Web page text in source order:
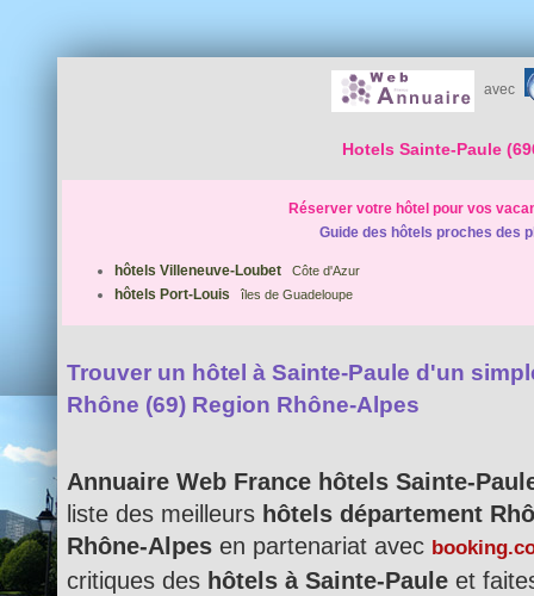
avec
Hotels Sainte-Paule
Réserver votre hôtel pour vos
Guide des hôtels proches des
hôtels Villeneuve-Loubet Côte d'Azur
hôtels Port-Louis îles de Guadeloupe
Trouver un hôtel à Sainte-Paule d'un
Rhône (69) Region Rhône-Alpes
Annuaire Web France hôtels Sainte-
liste des meilleurs hôtels département
Rhône-Alpes en partenariat avec
critiques des hôtels à Sainte-Paule et